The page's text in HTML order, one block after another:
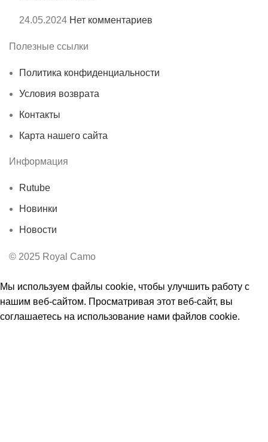
24.05.2024 Нет комментариев
Полезные ссылки
Политика конфиденциальности
Условия возврата
Контакты
Карта нашего сайта
Информация
Rutube
Новинки
Новости
© 2025 Royal Camo
Мы используем файлы cookie, чтобы улучшить работу с
нашим веб-сайтом. Просматривая этот веб-сайт, вы
соглашаетесь на использование нами файлов cookie.